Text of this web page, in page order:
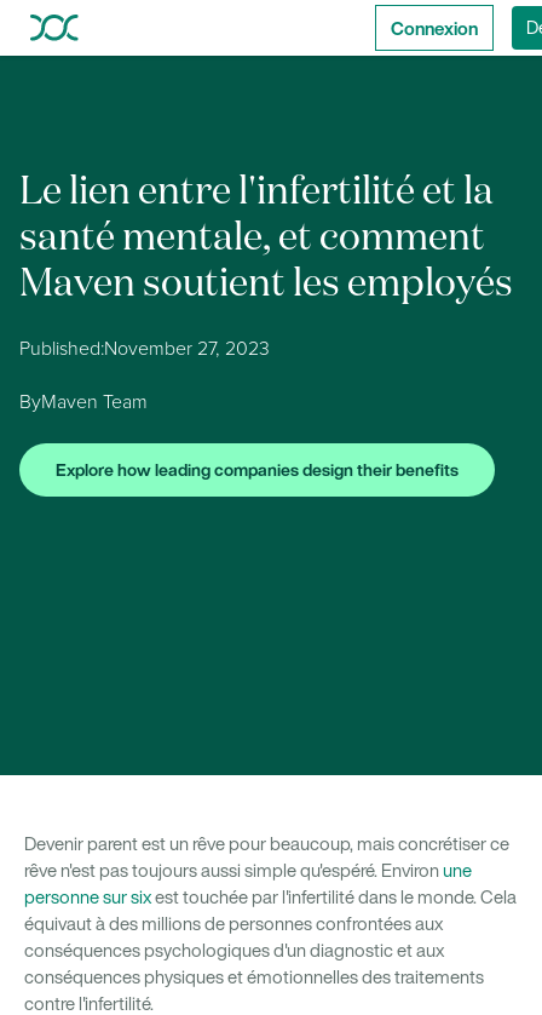
Connexion
Le lien entre l'infertilité et la
santé mentale, et comment
Maven soutient les employés
Published:November 27, 2023
ByMaven Team
Explore how leading companies design their benefits
Devenir parent est un rêve pour beaucoup, mais concrétiser ce
rêve n'est pas toujours aussi simple qu'espéré. Environune
personne sur sixest touchée par l'infertilité dans le monde. Cela
équivaut à des millions de personnes confrontées aux
conséquences psychologiques d'un diagnostic et aux
conséquences physiques et émotionnelles des traitements
contre l'infertilité.